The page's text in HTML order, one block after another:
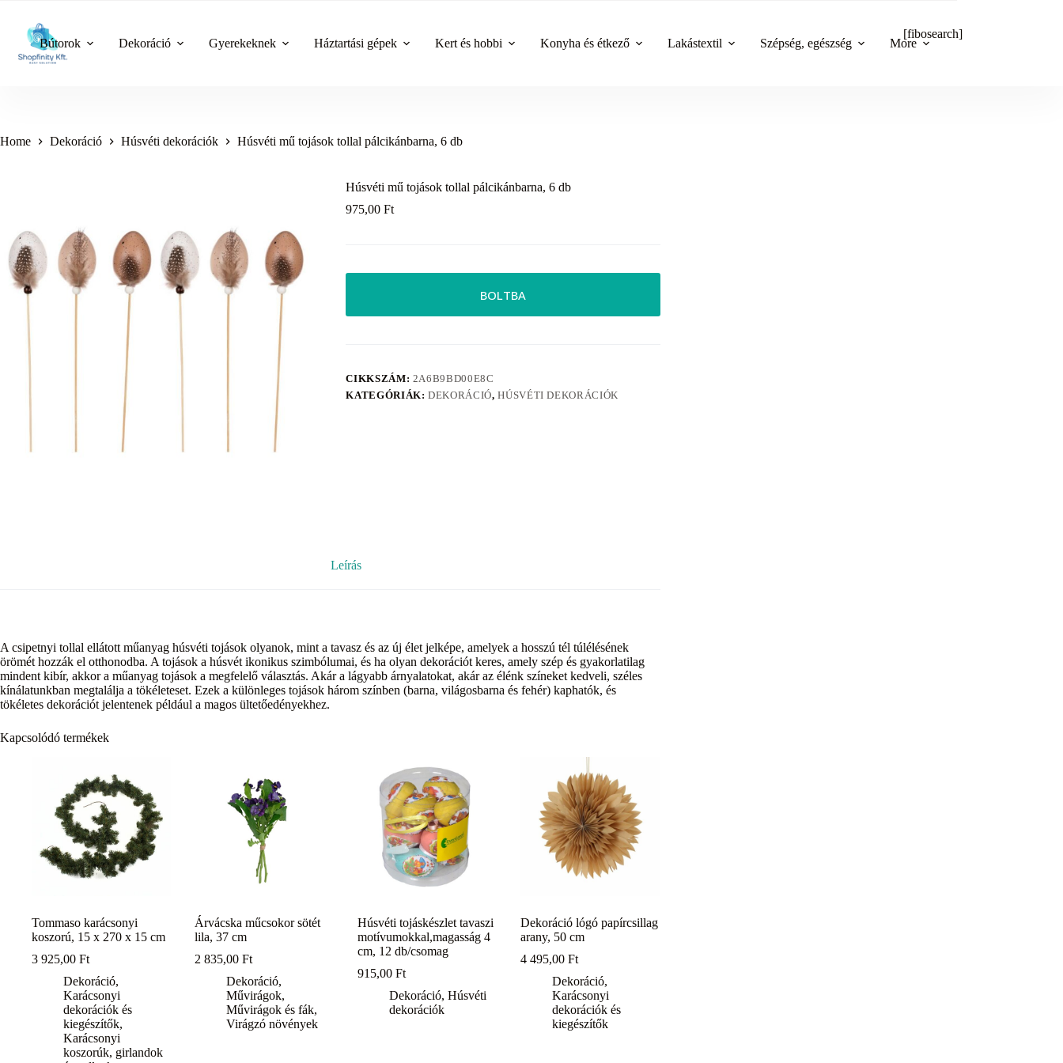
content
Bútorok Dekoráció Gyerekeknek Háztartási gépek Kert és hobbi Konyha és étkező Lakástextil Szépség, egészség More
[fibosearch]
Home Dekoráció Húsvéti dekorációk Húsvéti mű tojások tollal pálcikánbarna, 6 db
Húsvéti mű tojások tollal pálcikánbarna, 6 db
975,00Ft
BOLTBA
CIKKSZÁM: 2A6B9BD00E8C
KATEGÓRIÁK:DEKORÁCIÓ,HÚSVÉTI DEKORÁCIÓK
Leírás
A csipetnyi tollal ellátott műanyag húsvéti tojások olyanok, mint a tavasz és az új élet jelképe, amelyek a hosszú tél túlélésének
örömét hozzák el otthonodba. A tojások a húsvét ikonikus szimbólumai, és ha olyan dekorációt keres, amely szép és gyakorlatilag
mindent kibír, akkor a műanyag tojások a megfelelő választás. Akár a lágyabb árnyalatokat, akár az élénk színeket kedveli, széles
kínálatunkban megtalálja a tökéleteset. Ezek a különleges tojások három színben (barna, világosbarna és fehér) kaphatók, és
tökéletes dekorációt jelentenek például a magos ültetőedényekhez.
Kapcsolódó termékek
Tommaso karácsonyi
koszorú, 15 x 270 x 15 cm
3 925,00 Ft
Dekoráció,
Karácsonyi
dekorációk és
kiegészítők,
Karácsonyi
koszorúk, girlandok
Árvácska műcsokor sötét
lila, 37 cm
2 835,00Ft
Dekoráció,
Művirágok,
Művirágok és fák,
Virágzó növények
Húsvéti tojáskészlet tavaszi
motívumokkal,magasság 4
cm, 12 db/csomag
915,00Ft
Dekoráció,Húsvéti
dekorációk
Dekoráció lógó papírcsillag
arany, 50 cm
4 495,00Ft
Dekoráció,
Karácsonyi
dekorációk és
kiegészítők